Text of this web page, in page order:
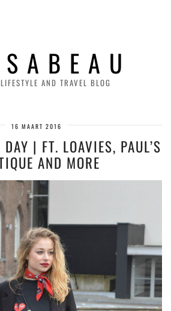
A B E A U
AND TRAVEL BLOG
16 MAART 2016
| FT. LOAVIES, PAUL’S
AND MORE